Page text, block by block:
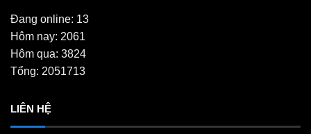
Đang online: 13
Hôm nay: 2061
Hôm qua: 3824
Tổng: 2051713
LIÊN HỆ